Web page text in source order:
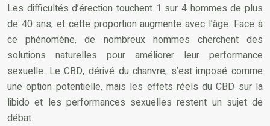
Les difficultés d’érection touchent 1 sur 4 hommes de plus
de 40 ans, et cette proportion augmente avec l’âge. Face à
ce phénomène, de nombreux hommes cherchent des
solutions naturelles pour améliorer leur performance
sexuelle. Le CBD, dérivé du chanvre, s’est imposé comme
une option potentielle, mais les effets réels du CBD sur la
libido et les performances sexuelles restent un sujet de
débat.